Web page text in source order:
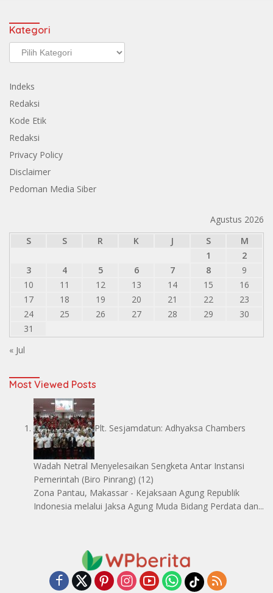
Kategori
Kategori
Indeks
Redaksi
Kode Etik
Redaksi
Privacy Policy
Disclaimer
Pedoman Media Siber
Agustus 2026
S
S R K J S
M
1
2
3
4 5 6 7 8
9
10
11 12 13 14 15
16
17
18 19 20 21 22
23
24
25 26 27 28 29
30
31
« Jul
Most Viewed Posts
Plt. Sesjamdatun: Adhyaksa Chambers
Wadah Netral Menyelesaikan Sengketa Antar Instansi
Pemerintah (Biro Pinrang) (12)
Zona Pantau, Makassar - Kejaksaan Agung Republik
Indonesia melalui Jaksa Agung Muda Bidang Perdata dan...